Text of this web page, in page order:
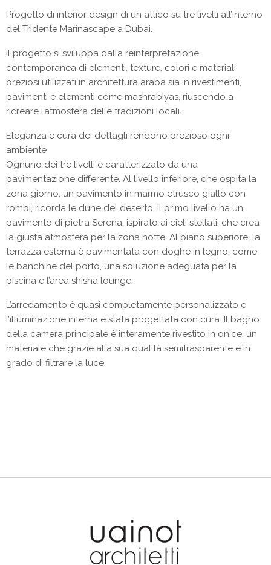
Progetto di interior design di un attico su tre livelli all’interno
del Tridente Marinascape a Dubai.
Il progetto si sviluppa dalla reinterpretazione
contemporanea di elementi, texture, colori e materiali
preziosi utilizzati in architettura araba sia in rivestimenti,
pavimenti e elementi come mashrabiyas, riuscendo a
ricreare l’atmosfera delle tradizioni locali.
Eleganza e cura dei dettagli rendono prezioso ogni
ambiente
Ognuno dei tre livelli è caratterizzato da una
pavimentazione differente. Al livello inferiore, che ospita la
zona giorno, un pavimento in marmo etrusco giallo con
rombi, ricorda le dune del deserto. Il primo livello ha un
pavimento di pietra Serena, ispirato ai cieli stellati, che crea
la giusta atmosfera per la zona notte. Al piano superiore, la
terrazza esterna è pavimentata con doghe in legno, come
le banchine del porto, una soluzione adeguata per la
piscina e l’area shisha lounge.
L’arredamento è quasi completamente personalizzato e
l’illuminazione interna è stata progettata con cura. Il bagno
della camera principale è interamente rivestito in onice, un
materiale che grazie alla sua qualità semitrasparente è in
grado di filtrare la luce.